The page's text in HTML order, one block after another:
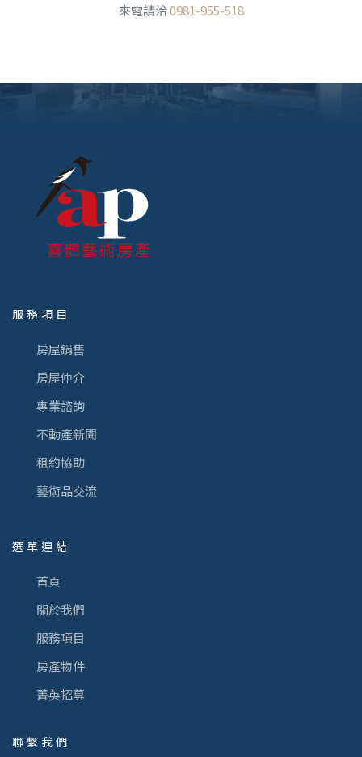
來電請洽0981-955-518
服務項目
房屋銷售
房屋仲介
專業諮詢
不動產新聞
租約協助
藝術品交流
選單連結
首頁
關於我們
服務項目
房產物件
菁英招募
聯繫我們